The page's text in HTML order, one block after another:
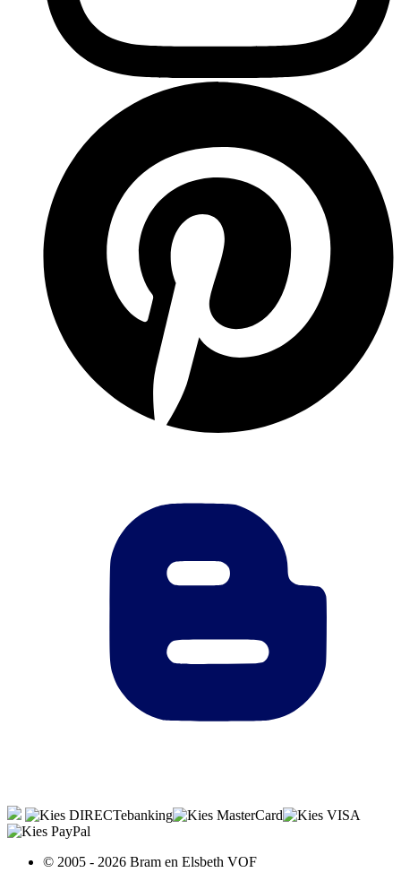
© 2005 - 2026 Bram en Elsbeth VOF